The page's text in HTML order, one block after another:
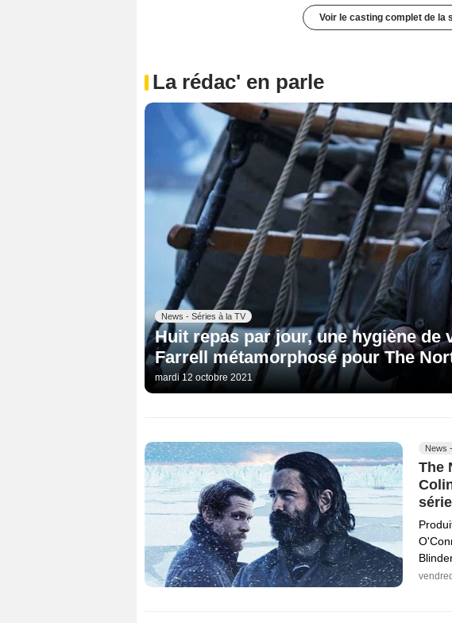
Voir le casting complet de la
La rédac' en parle
News - Séries à la TV
Huit repas par jour, une hygiène
Farrell métamorphosé pour The
mardi 12 octobre 2021
News
The